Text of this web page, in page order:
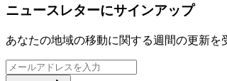
ニュースレターにサインアップ
あなたの地域の移動に関する週間の更新を